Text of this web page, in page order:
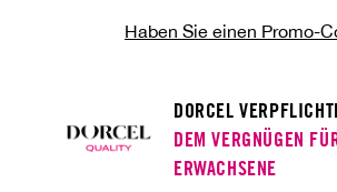
Haben Sie einen Promo-
DORCEL
DEM VERGNÜGEN
ERWACHSENE